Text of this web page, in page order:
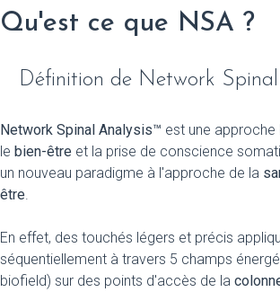
Qu'est ce que NSA ?
Définition de Network
Network Spinal Analysis™ est une approche
le bien-être et la prise de conscience
un nouveau paradigme à l'approche de la
être.
En effet, des touchés légers et précis
séquentiellement à travers 5 champs
biofield) sur des points d'accès de la